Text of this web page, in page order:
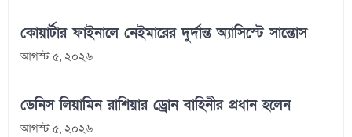
কোয়ার্টার ফাইনালে নেইমারের দুর্দান্ত অ্যাসিস্টে সান্তোস
আগস্ট ৫, ২০২৬
ডেনিস লিয়ামিন রাশিয়ার ড্রোন বাহিনীর প্রধান হলেন
আগস্ট ৫, ২০২৬